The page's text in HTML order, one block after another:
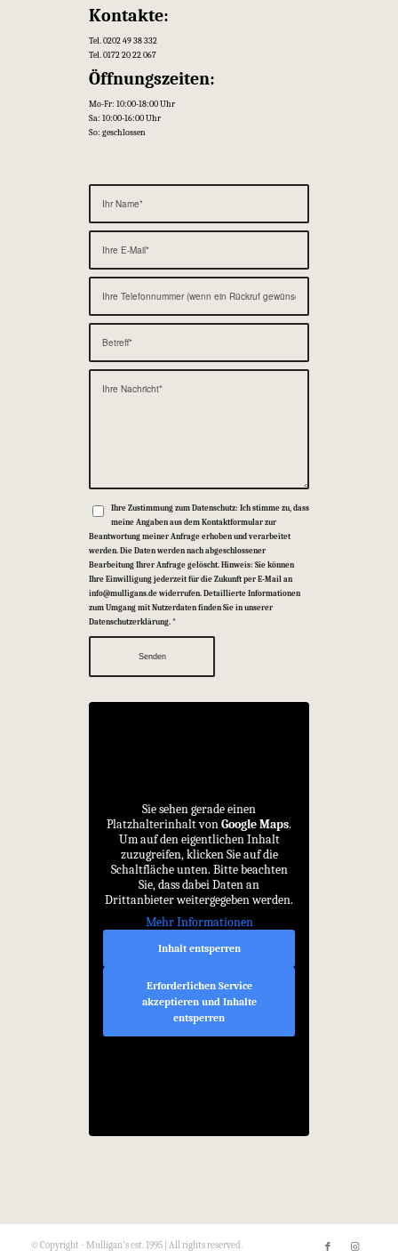
Kontakte:
Tel. 0202 49 38 332
Tel. 0172 20 22 067
Öffnungszeiten:
Mo-Fr: 10:00-18:00 Uhr
Sa: 10:00-16:00 Uhr
So: geschlossen
Ihre Zustimmung zum Datenschutz: Ich stimme zu, dass
meine Angaben aus dem Kontaktformular zur
Beantwortung meiner Anfrage erhoben und verarbeitet
werden. Die Daten werden nach abgeschlossener
Bearbeitung Ihrer Anfrage gelöscht. Hinweis: Sie können
Ihre Einwilligung jederzeit für die Zukunft per E-Mail an
info@mulligans.de widerrufen. Detaillierte Informationen
zum Umgang mit Nutzerdaten finden Sie in unserer
Datenschutzerklärung. *
Sie sehen gerade einen
Platzhalterinhalt vonGoogle Maps.
Um auf den eigentlichen Inhalt
zuzugreifen, klicken Sie auf die
Schaltfläche unten. Bitte beachten
Sie, dass dabei Daten an
Drittanbieter weitergegeben werden.
Mehr Informationen
Inhalt entsperren
Erforderlichen Service
akzeptieren und Inhalte
entsperren
© Copyright - Mulligan's est. 1995 | All rights reserved.